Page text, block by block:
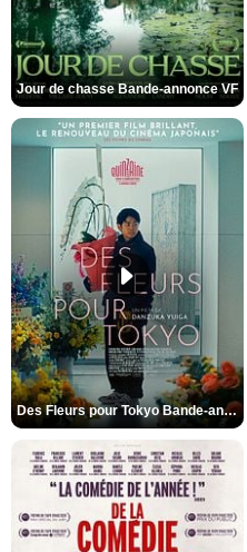
Jour de chasse Bande-annonce VF
Des Fleurs pour Tokyo Bande-annonce VO STFR